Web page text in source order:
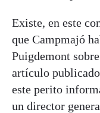
Existe, en este
que Campmajó
Puigdemont sobre
artículo publicado
este perito
un director